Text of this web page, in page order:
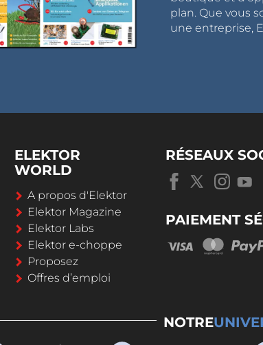
plan. Que vous
une entreprise,
ELEKTOR
WORLD
A propos d'Elektor
Elektor Magazine
Elektor Labs
Elektor e-choppe
Proposez
Offres d’emploi
RÉSEAUX
PAIEMENT
NOTRE